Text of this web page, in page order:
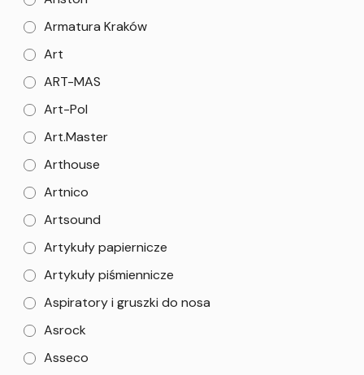
Armatura Kraków
Art
ART-MAS
Art-Pol
Art.Master
Arthouse
Artnico
Artsound
Artykuły papiernicze
Artykuły piśmiennicze
Aspiratory i gruszki do nosa
Asrock
Asseco